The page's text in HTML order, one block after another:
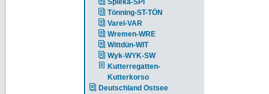
Spieka-SPI
Tönning-ST-TÖN
Varel-VAR
Wremen-WRE
Wittdün-WIT
Wyk-WYK-SW
Kutterregatten-
Kutterkorso
Deutschland Ostsee